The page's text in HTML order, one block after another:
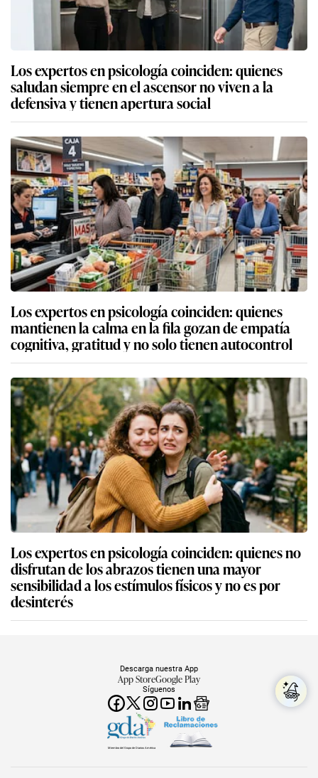
Los expertos en psicología coinciden: quienes
saludan siempre en el ascensor no viven a la
defensiva y tienen apertura social
Los expertos en psicología coinciden: quienes
mantienen la calma en la fila gozan de empatía
cognitiva, gratitud y no solo tienen autocontrol
Los expertos en psicología coinciden: quienes no
disfrutan de los abrazos tienen una mayor
sensibilidad a los estímulos físicos y no es por
desinterés
Síguenos
Descarga nuestra App
App StoreGoogle Play
Miembro del Grupo de Diarios América